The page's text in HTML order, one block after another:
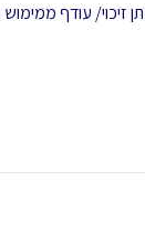
זיכוי/ עודף